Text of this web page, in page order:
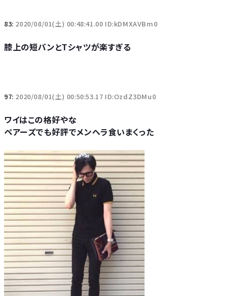
83: 2020/08/01(土) 00:48:41.00 ID:kDMXAVBm0
膝上の短パンとTシャツが楽すぎる
97: 2020/08/01(土) 00:50:53.17 ID:OzdZ3DMu0
ワイはこの格好やな
ペアーズでも好評でメンヘラ食いまくった